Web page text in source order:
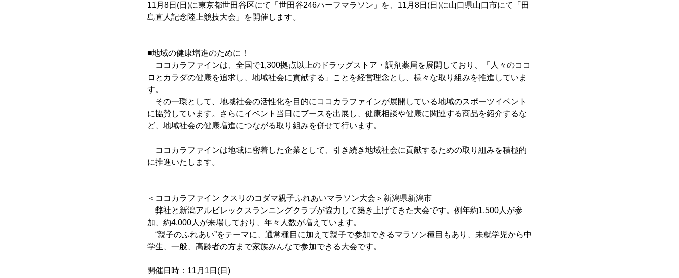
11月8日(日)に東京都世田谷区にて「世田谷246ハーフマラソン」を、11月8日(日)に山口県山口市にて「田
島直人記念陸上競技大会」を開催します。
■地域の健康増進のために！
ココカラファインは、全国で1,300拠点以上のドラッグストア・調剤薬局を展開しており、「人々のココ
ロとカラダの健康を追求し、地域社会に貢献する」ことを経営理念とし、様々な取り組みを推進していま
す。
その一環として、地域社会の活性化を目的にココカラファインが展開している地域のスポーツイベント
に協賛しています。さらにイベント当日にブースを出展し、健康相談や健康に関連する商品を紹介するな
ど、地域社会の健康増進につながる取り組みを併せて行います。
ココカラファインは地域に密着した企業として、引き続き地域社会に貢献するための取り組みを積極的
に推進いたします。
＜ココカラファイン クスリのコダマ親子ふれあいマラソン大会＞新潟県新潟市
弊社と新潟アルビレックスランニングクラブが協力して築き上げてきた大会です。例年約1,500人が参
加、約4,000人が来場しており、年々人数が増えています。
“親子のふれあい”をテーマに、通常種目に加えて親子で参加できるマラソン種目もあり、未就学児から中
学生、一般、高齢者の方まで家族みんなで参加できる大会です。
開催日時：11月1日(日)